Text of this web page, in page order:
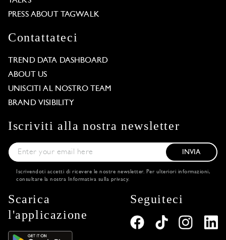
PRESS ABOUT TAGWALK
Contattateci
TREND DATA DASHBOARD
ABOUT US
UNISCITI AL NOSTRO TEAM
BRAND VISIBILITY
Iscriviti alla nostra newsletter
INVIA
Iscrivendoti accetti di ricevere le nostre newsletter. Per ulteriori informazioni,
consultare la nostra
Informativa sulla privacy.
Scarica
l'applicazione
Seguiteci